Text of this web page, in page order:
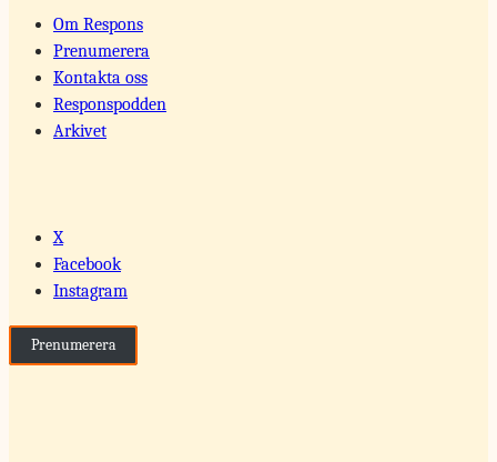
Om Respons
Prenumerera
Kontakta oss
Responspodden
Arkivet
X
Facebook
Instagram
Prenumerera